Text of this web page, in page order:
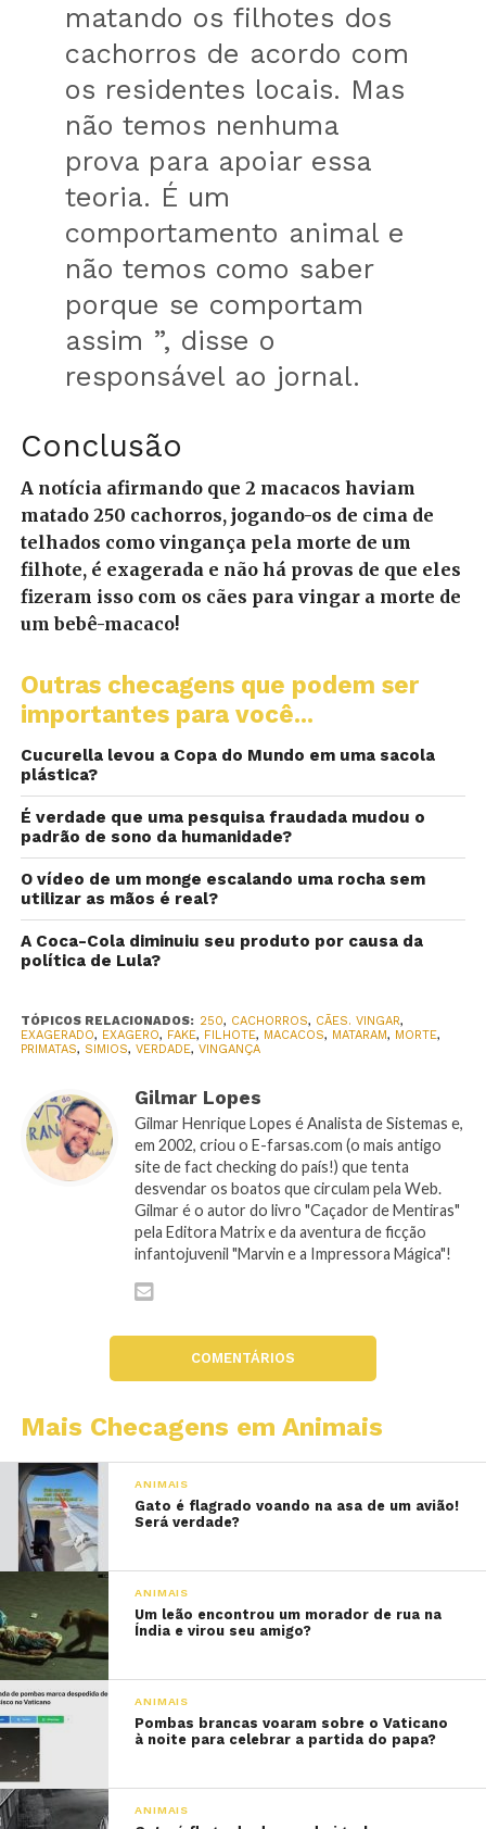
matando os filhotes dos
cachorros de acordo com
os residentes locais. Mas
não temos nenhuma
prova para apoiar essa
teoria. É um
comportamento animal e
não temos como saber
porque se comportam
assim ”, disse o
responsável ao jornal.
Conclusão
A notícia afirmando que 2 macacos haviam
matado 250 cachorros, jogando-os de cima de
telhados como vingança pela morte de um
filhote, é exagerada e não há provas de que eles
fizeram isso com os cães para vingar a morte de
um bebê-macaco!
Outras checagens que podem ser
importantes para você...
Cucurella levou a Copa do Mundo em uma sacola
plástica?
É verdade que uma pesquisa fraudada mudou o
padrão de sono da humanidade?
O vídeo de um monge escalando uma rocha sem
utilizar as mãos é real?
A Coca-Cola diminuiu seu produto por causa da
política de Lula?
TÓPICOS RELACIONADOS: 250, CACHORROS, CÃES. VINGAR,
EXAGERADO, EXAGERO, FAKE, FILHOTE, MACACOS, MATARAM, MORTE,
PRIMATAS, SIMIOS, VERDADE, VINGANÇA
Gilmar Lopes
Gilmar Henrique Lopes é Analista de Sistemas e,
em 2002, criou o E-farsas.com (o mais antigo
site de fact checking do país!) que tenta
desvendar os boatos que circulam pela Web.
Gilmar é o autor do livro "Caçador de Mentiras"
pela Editora Matrix e da aventura de ficção
infantojuvenil "Marvin e a Impressora Mágica"!
COMENTÁRIOS
Mais Checagens em Animais
ANIMAIS
Gato é flagrado voando na asa de um avião!
Será verdade?
ANIMAIS
Um leão encontrou um morador de rua na
Índia e virou seu amigo?
ANIMAIS
Pombas brancas voaram sobre o Vaticano
à noite para celebrar a partida do papa?
ANIMAIS